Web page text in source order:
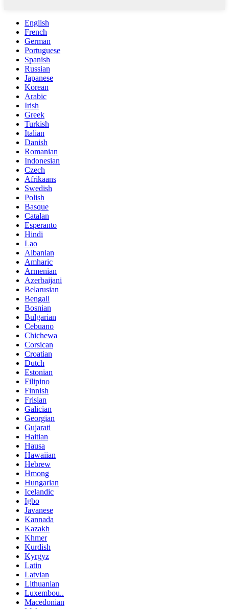
English
French
German
Portuguese
Spanish
Russian
Japanese
Korean
Arabic
Irish
Greek
Turkish
Italian
Danish
Romanian
Indonesian
Czech
Afrikaans
Swedish
Polish
Basque
Catalan
Esperanto
Hindi
Lao
Albanian
Amharic
Armenian
Azerbaijani
Belarusian
Bengali
Bosnian
Bulgarian
Cebuano
Chichewa
Corsican
Croatian
Dutch
Estonian
Filipino
Finnish
Frisian
Galician
Georgian
Gujarati
Haitian
Hausa
Hawaiian
Hebrew
Hmong
Hungarian
Icelandic
Igbo
Javanese
Kannada
Kazakh
Khmer
Kurdish
Kyrgyz
Latin
Latvian
Lithuanian
Luxembou..
Macedonian